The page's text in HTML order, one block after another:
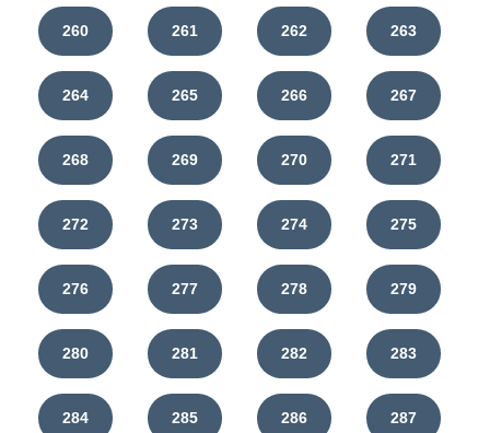
260 261 262 263
264 265 266 267
268 269 270 271
272 273 274 275
276 277 278 279
280 281 282 283
284 285 286 287